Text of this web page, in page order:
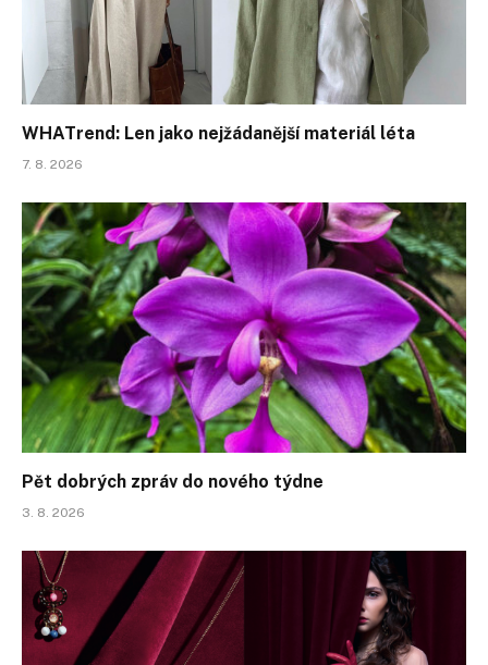
WHATrend: Len jako nejžádanější materiál léta
7. 8. 2026
Pět dobrých zpráv do nového týdne
3. 8. 2026